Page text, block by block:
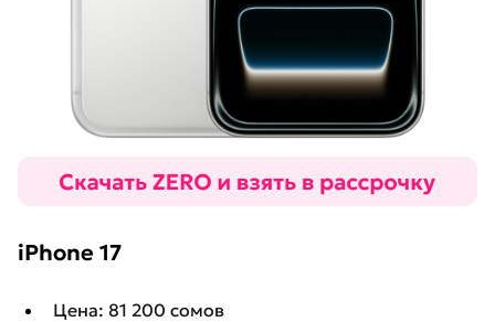
iPhone 17
Цена: 81 200 сомов